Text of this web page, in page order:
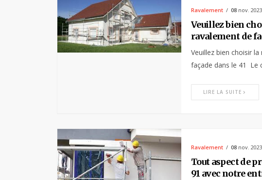
Ravalement 08nov. 2023
Veuillez bien
ravalement de
Veuillez bien choisir
façade dans le 41 Le
LIRE LA SUITE
Ravalement 08nov. 2023
Tout aspect de
91 avec notre